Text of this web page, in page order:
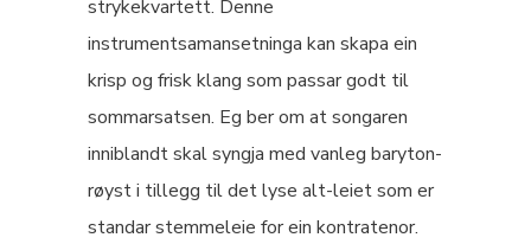
strykekvartett. Denne
instrumentsamansetninga kan skapa ein
krisp og frisk klang som passar godt til
sommarsatsen. Eg ber om at songaren
inniblandt skal syngja med vanleg baryton-
røyst i tillegg til det lyse alt-leiet som er
standar stemmeleie for ein kontratenor.